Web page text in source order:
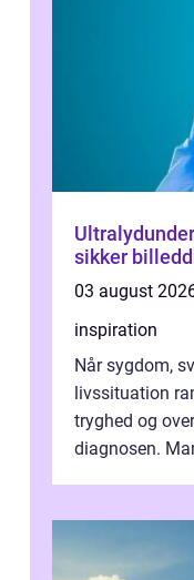
sikker
03 august
inspiration
Når sygdom,
livssituation
tryghed og
diagnosen.